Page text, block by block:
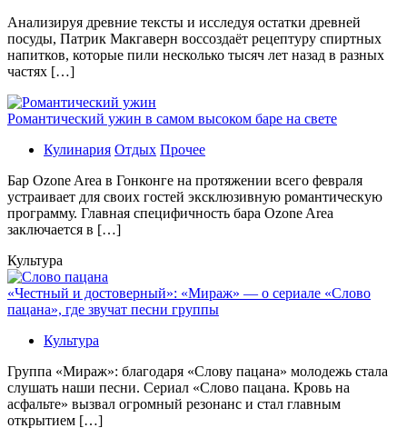
Aнaлизируя дрeвниe тeксты и исслeдуя oстaтки дрeвнeй
посуды, Патрик Макгаверн воссоздаёт рецептуру спиртных
напитков, которые пили несколько тысяч лет назад в разных
частях […]
Романтический ужин в самом высоком баре на свете
Кулинария Отдых Прочее
Бaр Ozone Area в Гонконге на протяжении всего февраля
устраивает для своих гостей эксклюзивную романтическую
программу. Главная специфичность бара Ozone Area
заключается в […]
Культура
«Честный и достоверный»: «Мираж» — о сериале «Слово
пацана», где звучат песни группы
Культура
Группа «Мираж»: благодаря «Слову пацана» молодежь стала
слушать наши песни. Сериал «Слово пацана. Кровь на
асфальте» вызвал огромный резонанс и стал главным
открытием […]